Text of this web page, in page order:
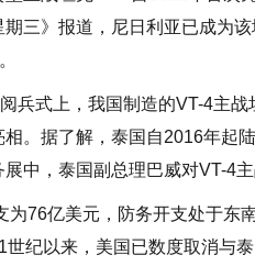
三》报道，尼日利亚已成为
兵式上，我国制造的VT-4主
。据了解，泰国自2016年起
中，泰国副总理巴威对VT-4
为76亿美元，防务开支处于东
纪以来，美国已数度取消与